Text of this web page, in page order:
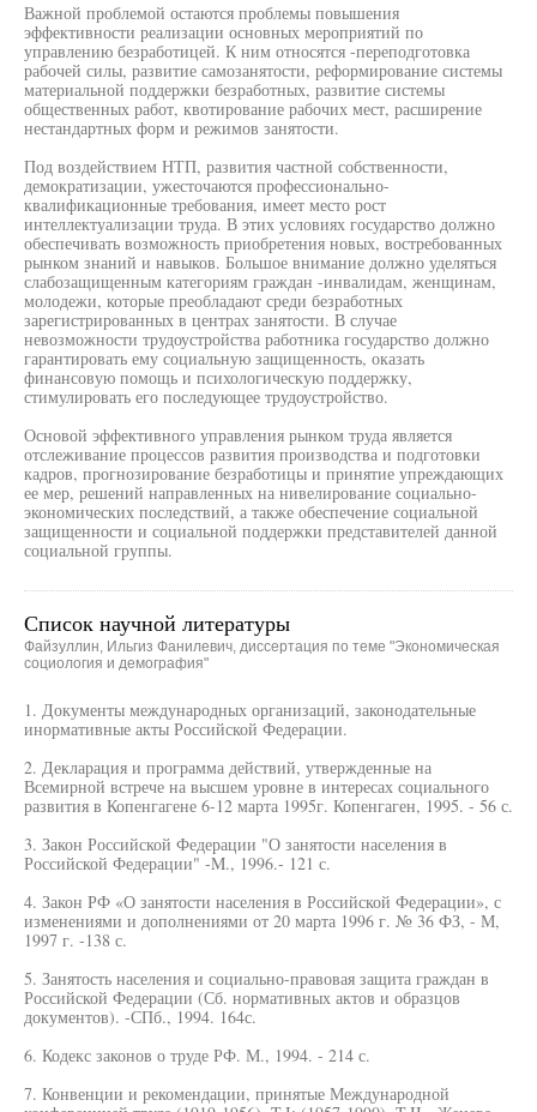
Важной проблемой остаются проблемы повышения
эффективности реализации основных мероприятий по
управлению безработицей. К ним относятся -переподготовка
рабочей силы, развитие самозанятости, реформирование системы
материальной поддержки безработных, развитие системы
общественных работ, квотирование рабочих мест, расширение
нестандартных форм и режимов занятости.
Под воздействием НТП, развития частной собственности,
демократизации, ужесточаются профессионально-
квалификационные требования, имеет место рост
интеллектуализации труда. В этих условиях государство должно
обеспечивать возможность приобретения новых, востребованных
рынком знаний и навыков. Большое внимание должно уделяться
слабозащищенным категориям граждан -инвалидам, женщинам,
молодежи, которые преобладают среди безработных
зарегистрированных в центрах занятости. В случае
невозможности трудоустройства работника государство должно
гарантировать ему социальную защищенность, оказать
финансовую помощь и психологическую поддержку,
стимулировать его последующее трудоустройство.
Основой эффективного управления рынком труда является
отслеживание процессов развития производства и подготовки
кадров, прогнозирование безработицы и принятие упреждающих
ее мер, решений направленных на нивелирование социально-
экономических последствий, а также обеспечение социальной
защищенности и социальной поддержки представителей данной
социальной группы.
Список научной литературы
Файзуллин, Ильгиз Фанилевич, диссертация по теме "Экономическая
социология и демография"
1. Документы международных организаций, законодательные
инормативные акты Российской Федерации.
2. Декларация и программа действий, утвержденные на
Всемирной встрече на высшем уровне в интересах социального
развития в Копенгагене 6-12 марта 1995г. Копенгаген, 1995. - 56 с.
3. Закон Российской Федерации "О занятости населения в
Российской Федерации" -M., 1996.- 121 с.
4. Закон РФ «О занятости населения в Российской Федерации», с
изменениями и дополнениями от 20 марта 1996 г. № 36 ФЗ, - М,
1997 г. -138 с.
5. Занятость населения и социально-правовая защита граждан в
Российской Федерации (Сб. нормативных актов и образцов
документов). -СПб., 1994. 164с.
6. Кодекс законов о труде РФ. М., 1994. - 214 с.
7. Конвенции и рекомендации, принятые Международной